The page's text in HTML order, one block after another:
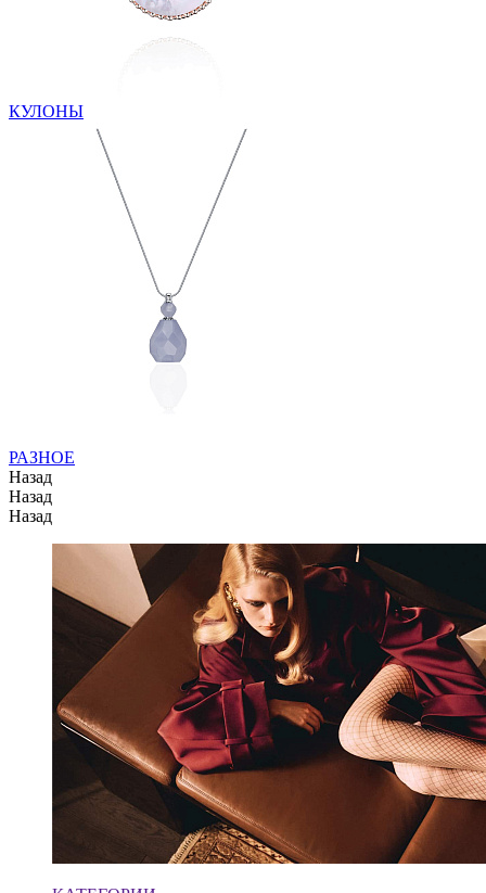
КУЛОНЫ
РАЗНОЕ
Назад
Назад
Назад